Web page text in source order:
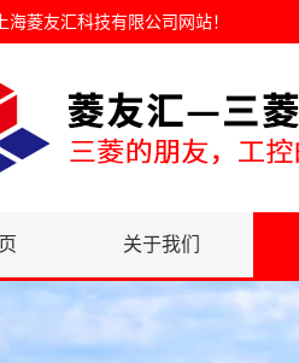
上海菱友汇科技有限公司网站！
关于我们